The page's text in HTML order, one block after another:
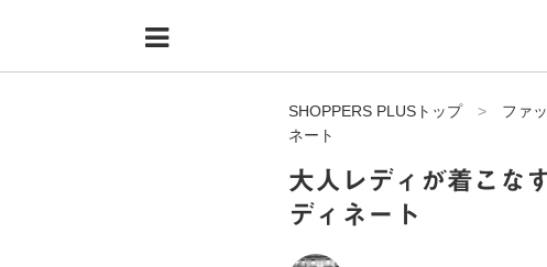
HOME
無在庫で自由気ままに稼ぐ！バイマ実践記
SHOPPERS PLUSトップ> ファ
ネート
大人レディが着こな
ディネート